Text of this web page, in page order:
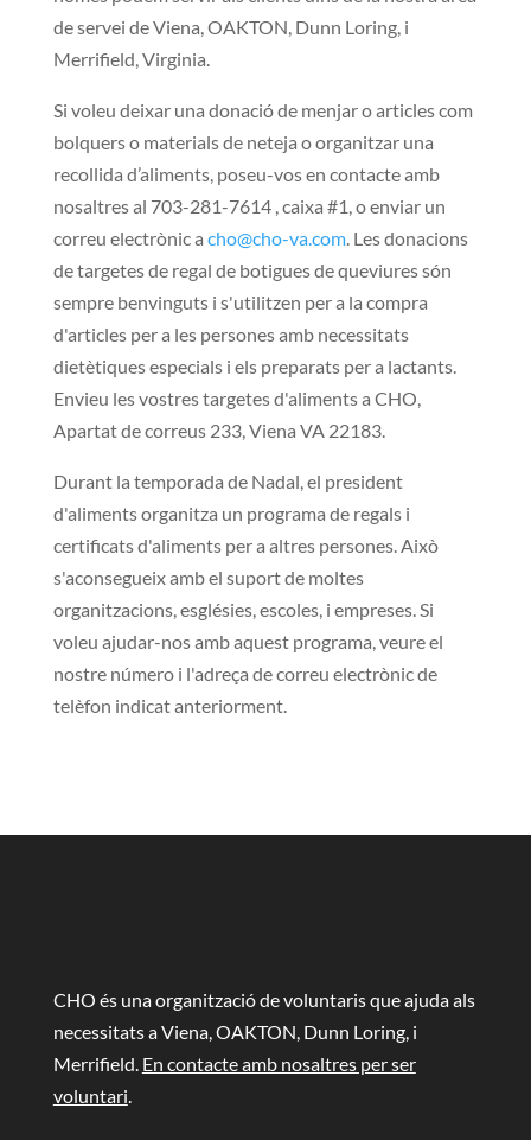
de servei de Viena, OAKTON, Dunn Loring, i
Merrifield, Virginia.
Si voleu deixar una donació de menjar o articles com
bolquers o materials de neteja o organitzar una
recollida d’aliments, poseu-vos en contacte amb
nosaltres al 703-281-7614 , caixa #1, o enviar un
correu electrònic a cho@cho-va.com. Les donacions
de targetes de regal de botigues de queviures són
sempre benvinguts i s'utilitzen per a la compra
d'articles per a les persones amb necessitats
dietètiques especials i els preparats per a lactants.
Envieu les vostres targetes d'aliments a CHO,
Apartat de correus 233, Viena VA 22183.
Durant la temporada de Nadal, el president
d'aliments organitza un programa de regals i
certificats d'aliments per a altres persones. Això
s'aconsegueix amb el suport de moltes
organitzacions, esglésies, escoles, i empreses. Si
voleu ajudar-nos amb aquest programa, veure el
nostre número i l'adreça de correu electrònic de
telèfon indicat anteriorment.
CHO és una organització de voluntaris que ajuda als
necessitats a Viena, OAKTON, Dunn Loring, i
Merrifield. En contacte amb nosaltres per ser
voluntari.